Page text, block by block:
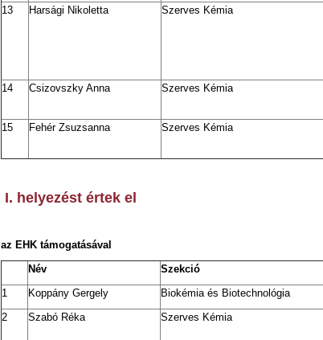
13
Harsági Nikoletta Szerves Kémia
14
Csizovszky Anna Szerves Kémia
15
Fehér Zsuzsanna Szerves Kémia
I. helyezést értek el
az EHK támogatásával
Név
Szekció
1
Koppány Gergely Biokémia és Biotechnológia
2
Szabó Réka Szerves Kémia